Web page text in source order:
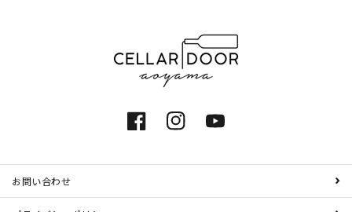
FacebookInstagramYouTube
お問い合わせ